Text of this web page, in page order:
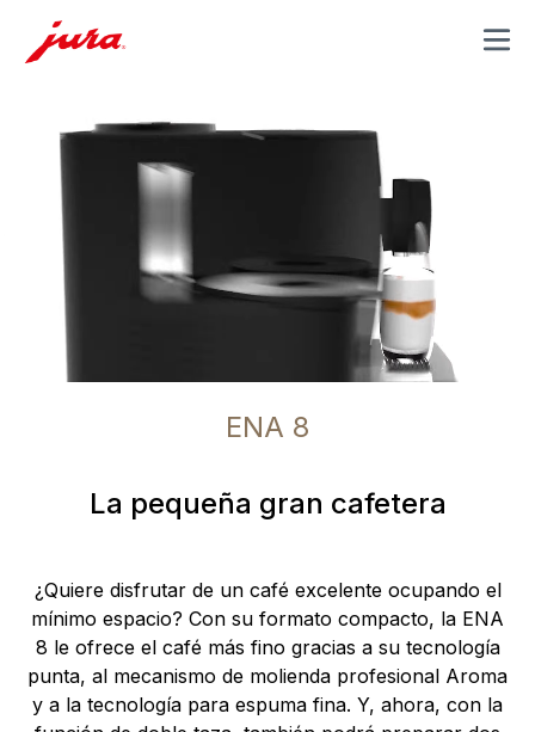
MENU
ENA 8
La pequeña gran cafetera
¿Quiere disfrutar de un café excelente ocupando el
mínimo espacio? Con su formato compacto, la ENA
8 le ofrece el café más fino gracias a su tecnología
punta, al mecanismo de molienda profesional Aroma
y a la tecnología para espuma fina. Y, ahora, con la